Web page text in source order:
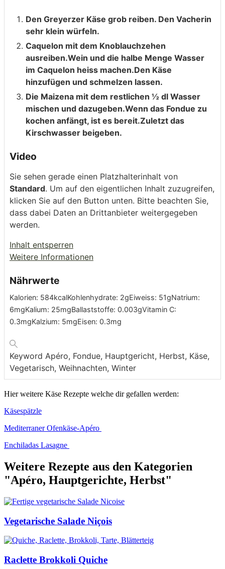
Den Greyerzer Käse grob reiben. Den Vacherin
sehr klein würfeln.
Caquelon mit dem Knoblauchzehen
ausreiben.Wein und die halbe Menge Wasser
im Caquelon heiss machen.Den Käse
hinzufügen und schmelzen lassen.
Die Maizena mit dem restlichen ½ dl Wasser
mischen und dazugeben.Wenn das Fondue zu
kochen anfängt, ist es bereit.Zuletzt das
Kirschwasser beigeben.
Video
Sie sehen gerade einen Platzhalterinhalt von
Standard. Um auf den eigentlichen Inhalt zuzugreifen,
klicken Sie auf den Button unten. Bitte beachten Sie,
dass dabei Daten an Drittanbieter weitergegeben
werden.
Inhalt entsperren
Weitere Informationen
Nährwerte
Kalorien: 584kcalKohlenhydrate: 2gEiweiss: 51gNatrium:
6mgKalium: 25mgBallaststoffe: 0.003gVitamin C:
0.3mgKalzium: 5mgEisen: 0.3mg
Keyword Apéro, Fondue, Hauptgericht, Herbst, Käse,
Vegetarisch, Weihnachten, Winter
Hier weitere Käse Rezepte welche dir gefallen werden:
Käsespätzle
Mediterraner Ofenkäse-Apéro
Enchiladas Lasagne
Weitere Rezepte aus den Kategorien
"Apéro, Hauptgerichte, Herbst"
Vegetarische Salade Niçois
Raclette Brokkoli Quiche